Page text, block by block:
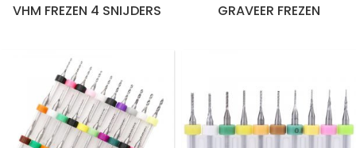
VHM FREZEN 4 SNIJDERS GRAVEER FREZEN